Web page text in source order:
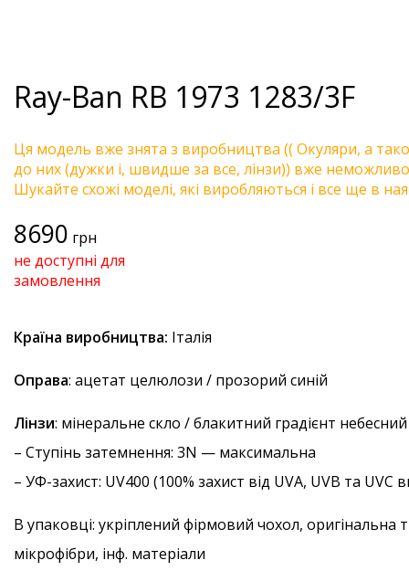
Ray-Ban RB 1973 1283/3F
Ця модель вже знята з виробництва (( Окуляри, а
до них (дужки і, швидше за все, лінзи)) вже неможливо
Шукайте схожі моделі, які виробляються і все ще в
8690 грн
не доступні для
замовлення
Країна виробництва: Італія
Оправа: ацетат целюлози / прозорий синій
Лінзи: мінеральне скло / блакитний градієнт небесний
– Ступінь затемнення: 3N — максимальна
– УФ-захист: UV400 (100% захист від UVA, UVB та
В упаковці: укріплений фірмовий чохол, оригінальна
мікрофібри, інф. матеріали